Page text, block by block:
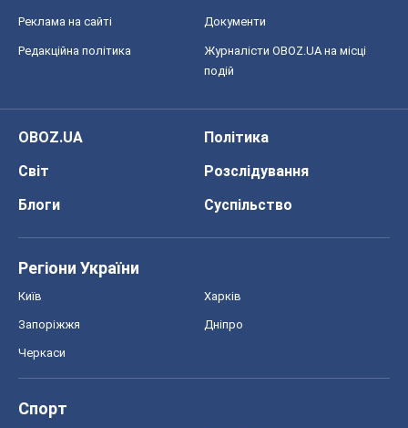
Реклама на сайті Документи
Редакційна політика
Журналісти OBOZ.UA на місці
подій
OBOZ.UA
Політика
Світ
Розслідування
Блоги
Суспільство
Регіони України
Київ Харків
Запоріжжя Дніпро
Черкаси
Спорт